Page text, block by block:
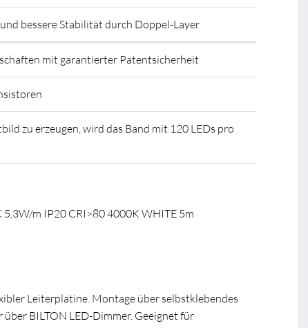
bessere Stabilität durch Doppel-Layer
mit garantierter Patentsicherheit
zu erzeugen, wird das Band mit 120 LEDs pro
5,3W/m IP20 CRI>80 4000K WHITE 5m
Leiterplatine. Montage über selbstklebendes
BILTON LED-Dimmer. Geeignet für